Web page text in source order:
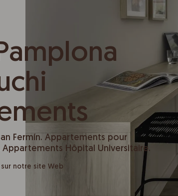
Fermín. Appartements pour
Appartements Hôpital Universitaire.
notre site Web